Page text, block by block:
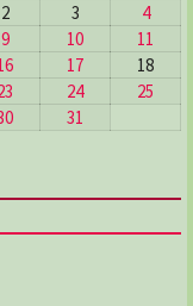
2 3
4
9 10
11
17
18
24
25
31